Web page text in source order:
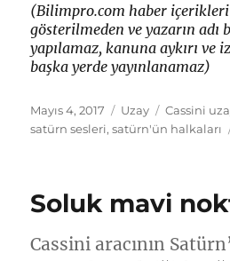
(Bilimpro.com haber
gösterilmeden ve yazarın adı
yapılamaz, kanuna aykırı ve
başka yerde yayınlanamaz)
Yayın
tarihi
Mayıs 4, 2017 Kategoriler
Uzay Etiketler
Cassini
satürn sesleri,satürn'ün halkaları
Soluk mavi
Cassini aracının